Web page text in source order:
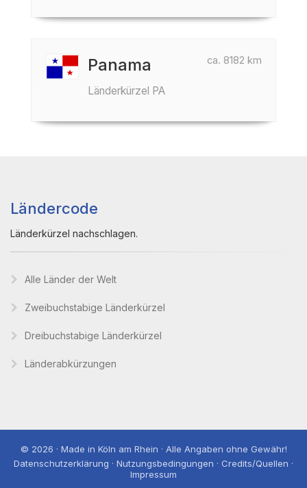
ca. 8182 km
Panama
Länderkürzel PA
Ländercode
Länderkürzel nachschlagen.
Alle Länder der Welt
Zweibuchstabige Länderkürzel
Dreibuchstabige Länderkürzel
Länderabkürzungen
© 2026 · Made in Köln am Rhein · Alle Angaben ohne Gewähr!
Datenschutzerklärung · Nutzungsbedingungen · Credits/Quellen ·
Impressum